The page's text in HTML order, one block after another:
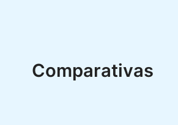
Comparativas